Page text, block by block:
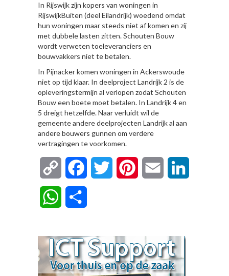
In Rijswijk zijn kopers van woningen in
RijswijkBuiten (deel Eilandrijk) woedend omdat
hun woningen maar steeds niet af komen en zij
met dubbele lasten zitten. Schouten Bouw
wordt verweten toeleveranciers en
bouwvakkers niet te betalen.
In Pijnacker komen woningen in Ackerswoude
niet op tijd klaar. In deelproject Landrijk 2 is de
opleveringstermijn al verlopen zodat Schouten
Bouw een boete moet betalen. In Landrijk 4 en
5 dreigt hetzelfde. Naar verluidt wil de
gemeente andere deelprojecten Landrijk al aan
andere bouwers gunnen om verdere
vertragingen te voorkomen.
Copy
Link
FacebookTwitter Pinterest Email
WhatsApp